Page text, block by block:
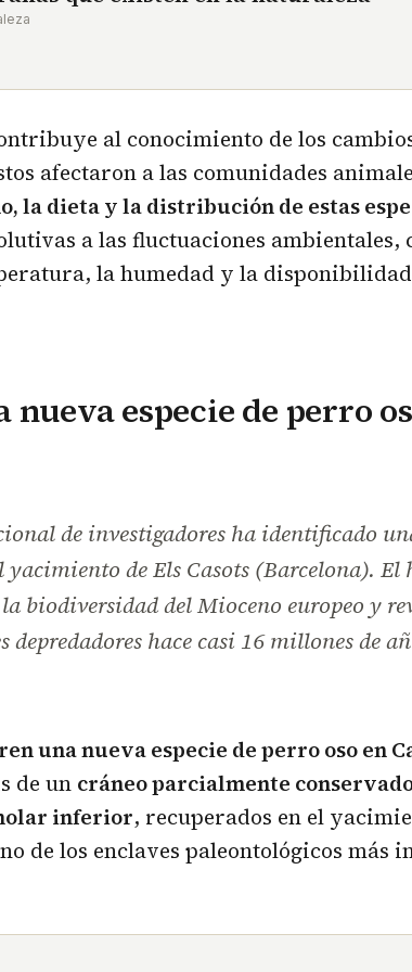
al conocimiento de los
afectaron a las comunidades
la dieta y la distribución de estas
a las fluctuaciones ambientales,
la humedad y la
nueva especie de perro
de investigadores ha identificado
de Els Casots (Barcelona).
biodiversidad del Mioceno europeo y
depredadores hace casi 16 millones de
una nueva especie de perro oso en
de un cráneo parcialmente
inferior, recuperados en el
de los enclaves paleontológicos más